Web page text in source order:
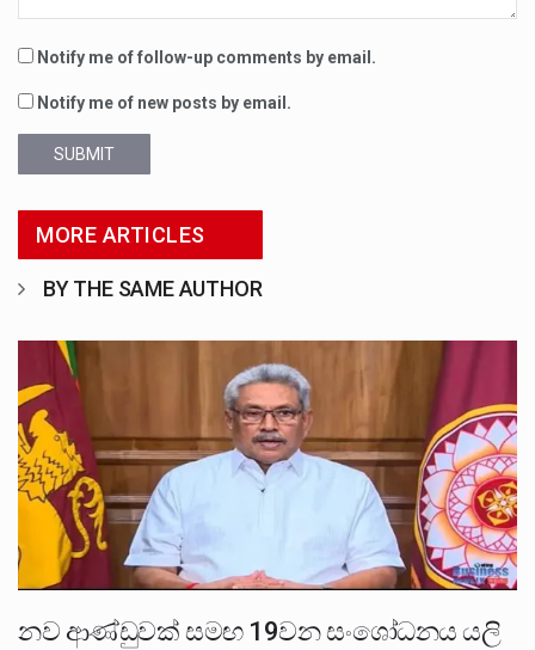
Notify me of follow-up comments by email.
Notify me of new posts by email.
SUBMIT
MORE ARTICLES
BY THE SAME AUTHOR
නව ආණ්ඩුවක් සමඟ 19වන සංශෝධනය යලි